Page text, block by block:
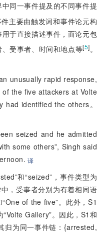
同一事件提及的不同事件提
件主要由触发词和事件论元构
于直接描述事件，而论元包
受事者、时间和地点等[5]。
unusually rapid response,
the five attackers at Volte
identified the others。
seized and he admitted
some others”, Singh said
译
和“seized”，事件类型为
，受事者分别为有着相同语
of the five”。此外，S1
Gallery”。因此，S1和
归为同一事件链：{arrested,